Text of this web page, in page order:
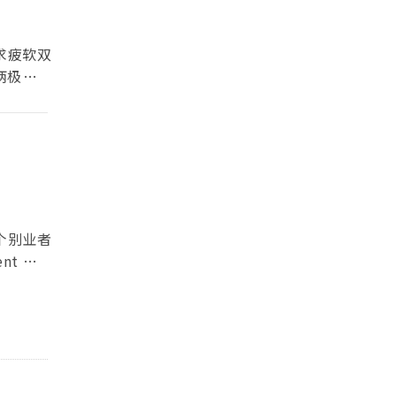
疲软双
化趋
别业者
落地